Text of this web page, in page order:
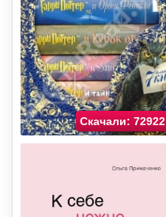
Скачали: 72922